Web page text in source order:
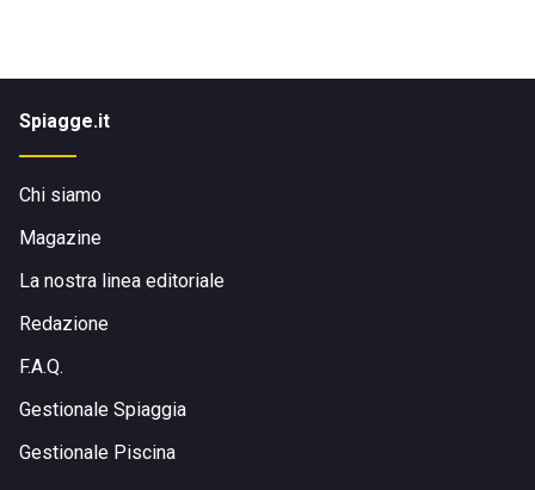
Spiagge.it
Chi siamo
Magazine
La nostra linea editoriale
Redazione
F.A.Q.
Gestionale Spiaggia
Gestionale Piscina